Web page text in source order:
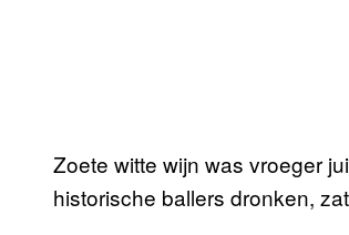
Zoete witte wijn was vroeger
historische ballers dronken,